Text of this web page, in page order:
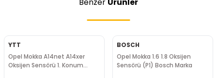
YTT
Opel Mokka A14net A14xer
Oksijen Sensörü 1. Konum
BOSCH
Opel Mokka 1.6 1.8 Oksijen
Sensörü (P1) Bosch Marka